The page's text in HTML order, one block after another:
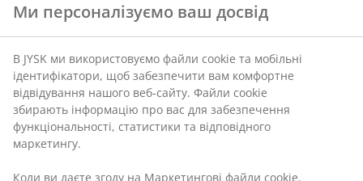
Ми персоналізуємо ваш досвід
В JYSK ми використовуємо файли cookie та мобільні
ідентифікатори, щоб забезпечити вам комфортне
відвідування нашого веб-сайту. Файли cookie
збирають інформацію про вас для забезпечення
функціональності, статистики та відповідного
маркетингу.
Коли ви даєте згоду на Маркетингові файли cookie,